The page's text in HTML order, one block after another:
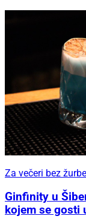
Za večeri bez žurbe
Ginfinity u
kojem se gosti